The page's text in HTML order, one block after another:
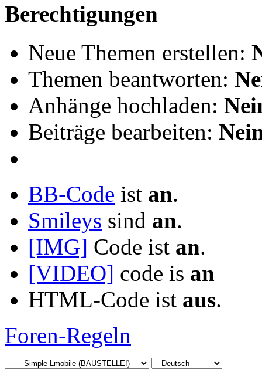
Berechtigungen
Neue Themen erstellen:
Themen beantworten:
Anhänge hochladen:
Beiträge bearbeiten:
BB-Code ist an.
Smileys sind an.
[IMG] Code ist an.
[VIDEO] code is an
HTML-Code ist aus.
Foren-Regeln